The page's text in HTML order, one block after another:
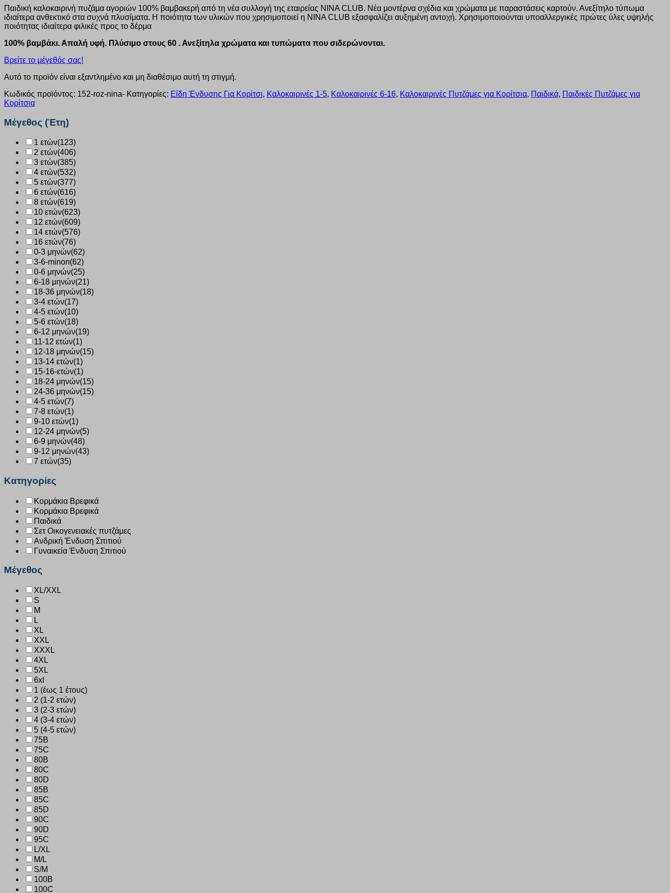
Παιδική καλοκαιρινή πυζάμα αγοριών 100% βαμβακερή από τη νέα συλλογή της εταιρείας ΝΙΝΑ CLUB. Νέα μοντέρνα σχέδια και χρώματα με παραστάσεις καρτούν. Ανεξίτηλο τύπωμα
ιδιαίτερα ανθεκτικό στα συχνά πλυσίματα. Η ποιότητα των υλικών που χρησιμοποιεί η ΝΙΝΑ CLUB εξασφαλίζει αυξημένη αντοχή. Χρησιμοποιούνται υποαλλεργικές πρώτες ύλες υψηλής
ποιότητας ιδιαίτερα φιλικές προς το δέρμα
100% βαμβάκι. Απαλή υφή. Πλύσιμο στους 60 . Ανεξίτηλα χρώματα και τυπώματα που σιδερώνονται.
Βρείτε το μέγεθός σας!
Αυτό το προϊόν είναι εξαντλημένο και μη διαθέσιμο αυτή τη στιγμή.
Κωδικός προϊόντος: 152-roz-nina- Κατηγορίες: Είδη Ένδυσης Για Κορίτσι, Καλοκαιρινές 1-5, Καλοκαιρινές 6-16, Καλοκαιρινές Πυτζάμες για Κορίτσια, Παιδικά, Παιδικές Πυτζάμες για
Κορίτσια
Μέγεθος (Έτη)
1 ετών(123)
2 ετών(406)
3 ετών(385)
4 ετών(532)
5 ετών(377)
6 ετών(616)
8 ετών(619)
10 ετών(623)
12 ετών(609)
14 ετών(576)
16 ετών(76)
0-3 μηνών(62)
3-6-minon(62)
0-6 μηνών(25)
6-18 μηνών(21)
18-36 μηνών(18)
3-4 ετών(17)
4-5 ετών(10)
5-6 ετών(18)
6-12 μηνών(19)
11-12 ετών(1)
12-18 μηνών(15)
13-14 ετών(1)
15-16-ετών(1)
18-24 μηνών(15)
24-36 μηνών(15)
4-5 ετών(7)
7-8 ετών(1)
9-10 ετών(1)
12-24 μηνών(5)
6-9 μηνών(48)
9-12 μηνών(43)
7 ετών(35)
Κατηγορίες
Κορμάκια Βρεφικά
Κορμάκια Βρεφικά
Παιδικά
Σετ Οικογενειακές πυτζάμες
Ανδρική Ένδυση Σπιτιού
Γυναικεία Ένδυση Σπιτιού
Μέγεθος
XL/XXL
S
M
L
XL
XXL
XXXL
4XL
5XL
6xl
1 (έως 1 έτους)
2 (1-2 ετών)
3 (2-3 ετών)
4 (3-4 ετών)
5 (4-5 ετών)
75B
75C
80B
80C
80D
85B
85C
85D
90C
90D
95C
L/XL
M/L
S/M
100B
100C